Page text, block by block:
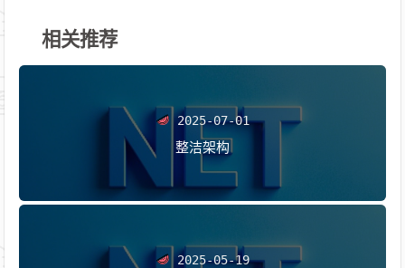
相关推荐
2025-07-01
整洁架构
2025-05-19